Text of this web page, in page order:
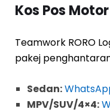
Kos Pos Motor
Teamwork RORO
pakej
Sedan:
MPV/SUV/4×4: